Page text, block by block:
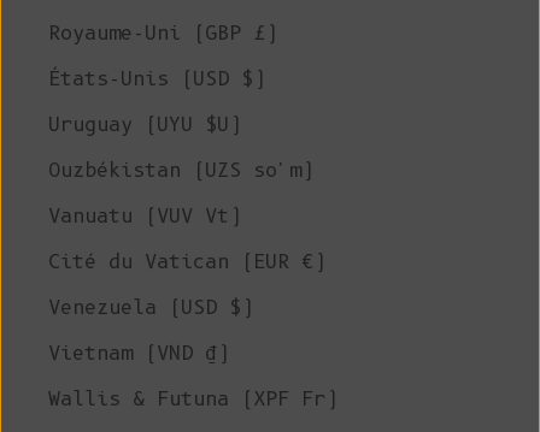
Royaume-Uni (GBP £)
États-Unis (USD $)
Uruguay (UYU $U)
Ouzbékistan (UZS so'm)
Vanuatu (VUV Vt)
Cité du Vatican (EUR €)
Venezuela (USD $)
Vietnam (VND ₫)
Wallis & Futuna (XPF Fr)